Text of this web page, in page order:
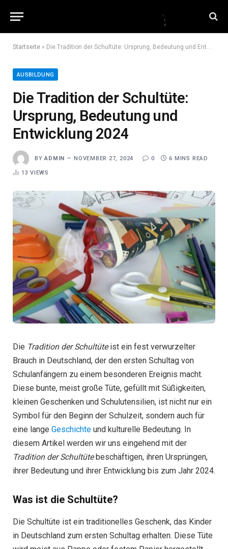
Startseite » Die Tradition der Schultüte: Ursprung, Bedeutung und Entwicklung 2024
AUSBILDUNG
Die Tradition der Schultüte:
Ursprung, Bedeutung und
Entwicklung 2024
BY ADMIN NOVEMBER 27, 2024 0 6 MINS READ
13VIEWS
Die Tradition der Schultüteist ein fest verwurzelter
Brauch in Deutschland, der den ersten Schultag von
Schulanfängern zu einem besonderen Ereignis macht.
Diese bunte, meist große Tüte, gefüllt mit Süßigkeiten,
kleinen Geschenken und Schulutensilien, ist nicht nur ein
Symbol für den Beginn der Schulzeit, sondern auch für
eine lange Geschichte und kulturelle Bedeutung. In
diesem Artikel werden wir uns eingehend mit der
Tradition der Schultütebeschäftigen, ihren Ursprüngen,
ihrer Bedeutung und ihrer Entwicklung bis zum Jahr 2024.
Was ist die Schultüte?
Die Schultüte ist ein traditionelles Geschenk, das Kinder
in Deutschland zum ersten Schultag erhalten. Diese Tüte